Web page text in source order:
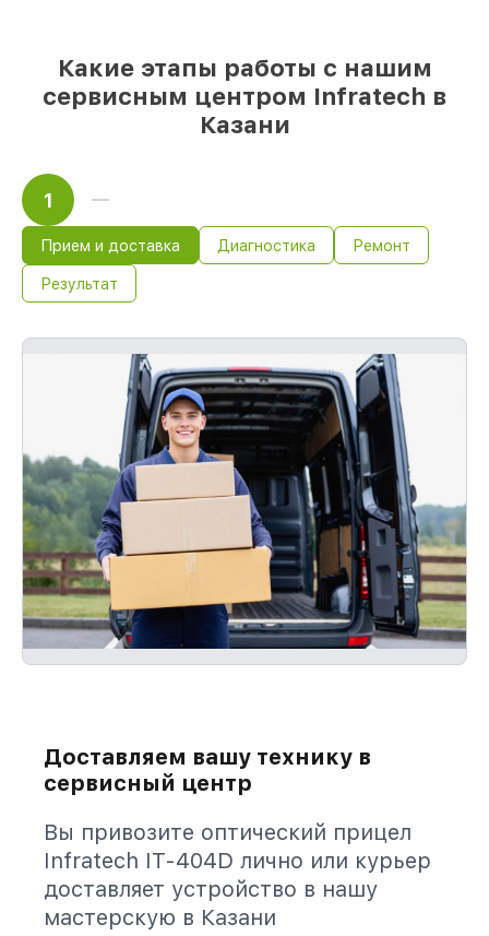
Какие этапы работы с нашим
сервисным центром Infratech в
Казани
1
Прием и доставка Диагностика Ремонт
Результат
Доставляем вашу технику в
сервисный центр
Вы привозите оптический прицел
Infratech IT-404D лично или курьер
доставляет устройство в нашу
мастерскую в Казани